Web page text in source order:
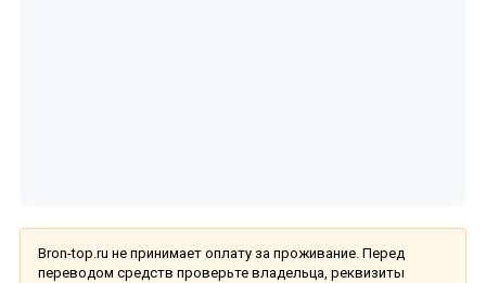
Bron-top.ru не принимает оплату за проживание. Перед
переводом средств проверьте владельца, реквизиты